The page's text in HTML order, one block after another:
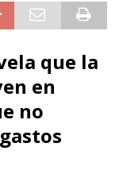
que la
en
no